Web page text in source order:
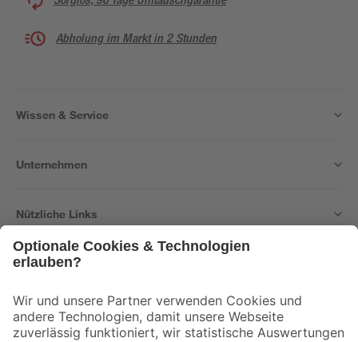
Abholung im Markt in 2 Stunden
Wissen & Service
Unternehmen
Nützliche Links
Der toom Newsletter: Keine Angebote und Aktionen mehr verpassen!
Zur Newsletter Anmeldung